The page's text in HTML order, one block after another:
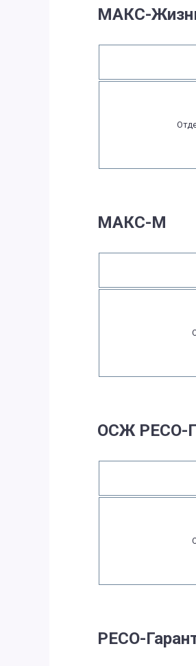
МАКС-
МАКС-М
ОСЖ РЕСО-
РЕСО-